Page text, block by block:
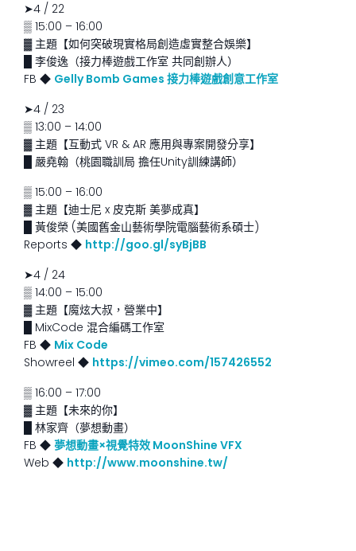
➤4 / 22
▒ 15:00 – 16:00
▓ 主題【如何突破現實格局創造虛實整合娛樂】
█ 李俊逸（接力棒遊戲工作室 共同創辦人）
FB ◆ Gelly Bomb Games 接力棒遊戲創意工作室
➤4 / 23
▒ 13:00 – 14:00
▓ 主題【互動式 VR & AR 應用與專案開發分享】
█ 嚴堯翰（桃園職訓局 擔任Unity訓練講師）
▒ 15:00 – 16:00
▓ 主題【迪士尼 x 皮克斯 美夢成真】
█ 黃俊榮 (美國舊金山藝術學院電腦藝術系碩士)
Reports ◆ http://goo.gl/syBjBB
➤4 / 24
▒ 14:00 – 15:00
▓ 主題【魔炫大叔，營業中】
█ MixCode 混合編碼工作室
FB ◆ Mix Code
Showreel ◆ https://vimeo.com/157426552
▒ 16:00 – 17:00
▓ 主題【未來的你】
█ 林家齊（夢想動畫）
FB ◆ 夢想動畫×視覺特效 MoonShine VFX
Web ◆ http://www.moonshine.tw/